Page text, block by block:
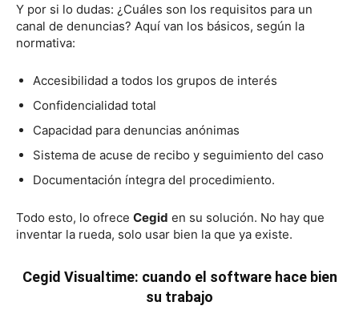
Y por si lo dudas: ¿Cuáles son los requisitos para un
canal de denuncias? Aquí van los básicos, según la
normativa:
Accesibilidad a todos los grupos de interés
Confidencialidad total
Capacidad para denuncias anónimas
Sistema de acuse de recibo y seguimiento del caso
Documentación íntegra del procedimiento.
Todo esto, lo ofrece Cegid en su solución. No hay que
inventar la rueda, solo usar bien la que ya existe.
Cegid Visualtime: cuando el software hace bien
su trabajo